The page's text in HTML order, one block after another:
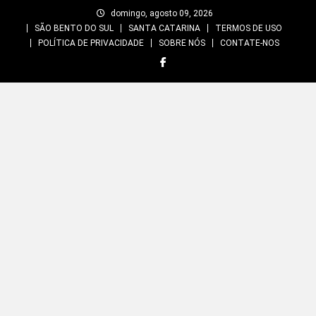
domingo, agosto 09, 2026
SÃO BENTO DO SUL
SANTA CATARINA
TERMOS DE USO
POLÍTICA DE PRIVACIDADE
SOBRE NÓS CONTATE-NOS